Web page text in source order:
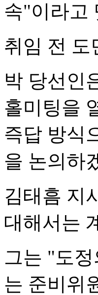
속"이라고
취임 전 도
박 당선인
홀미팅을
즉답 방식
을 논의하
김태흠 지
대해서는
그는 "도정
는 준비위